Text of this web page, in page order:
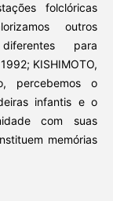
folclóricas
outros
para
KISHIMOTO,
percebemos o
infantis e o
com suas
memórias